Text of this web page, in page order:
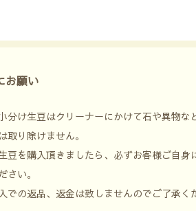
お願い
分け生豆はクリーナーにかけて石や異物な
取り除けません。
豆を購入頂きましたら、必ずお客様ご自身
さい。
での返品、返金は致しませんのでご了承く